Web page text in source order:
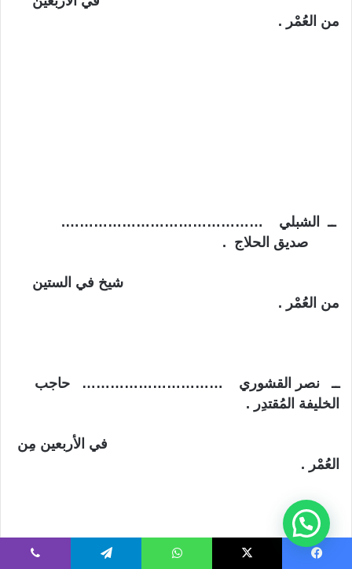
من العُمْر .
ــ الشبلي …………………………………….
صديق الحلاج .
شيخ في الستين
من العُمْر .
ــ نصر القشوري ………………………… حاجب
الخليفة المُقتدِر .
في الأربعين مِن
العُمْر .
ــ ابن عفيف …………………………